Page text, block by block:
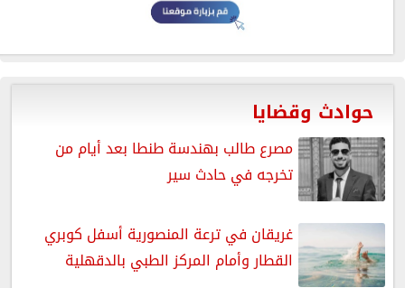
حوادث وقضايا
مصرع طالب بهندسة طنطا بعد أيام من
تخرجه في حادث سير
غريقان في ترعة المنصورية أسفل كوبري
القطار وأمام المركز الطبي بالدقهلية